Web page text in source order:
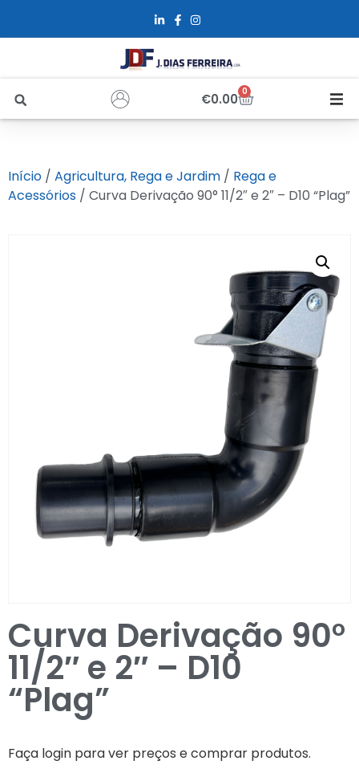
€0.00 0
Sobre Nós
Início / Agricultura, Rega e Jardim / Rega e
Acessórios / Curva Derivação 90° 11/2″ e 2″ – D10 “Plag”
Curva Derivação 90°
11/2″ e 2″ – D10
“Plag”
Faça login para ver preços e comprar produtos.